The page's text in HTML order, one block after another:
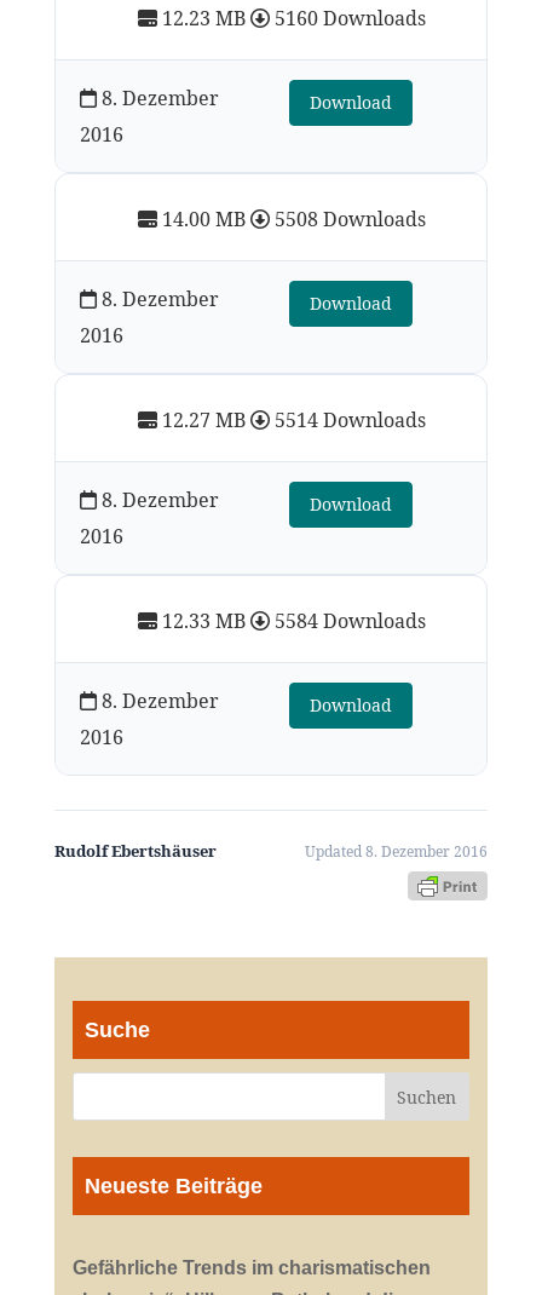
12.33 MB 5584 Downloads
8. Dezember
2016
Download
12.27 MB 5514 Downloads
8. Dezember
2016
Download
12.23 MB 5160 Downloads
8. Dezember
2016
Download
14.00 MB 5508 Downloads
8. Dezember
2016
Download
Rudolf Ebertshäuser Updated 8. Dezember 2016
Suche
Neueste Beiträge
Gefährliche Trends im charismatischen